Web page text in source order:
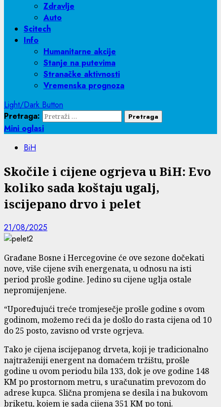
Zdravlje
Auto
Scitech
Info
Humanitarne akcije
Stanje na putevima
Stranačke aktivnosti
Vremenska prognoza
Light/Dark Button
Pretraga:
Mini oglasi
BiH
Skočile i cijene ogrjeva u BiH: Evo
koliko sada koštaju ugalj,
iscijepano drvo i pelet
21/08/2025
Građane Bosne i Hercegovine će ove sezone dočekati
nove, više cijene svih energenata, u odnosu na isti
period prošle godine. Jedino su cijene uglja ostale
nepromijenjene.
“Upoređujući treće tromjesečje prošle godine s ovom
godinom, možemo reći da je došlo do rasta cijena od 10
do 25 posto, zavisno od vrste ogrjeva.
Tako je cijena iscijepanog drveta, koji je tradicionalno
najtraženiji energent na domaćem tržištu, prošle
godine u ovom periodu bila 133, dok je ove godine 148
KM po prostornom metru, s uračunatim prevozom do
adrese kupca. Slična promjena se desila i na bukovom
briketu, kojem je sada cijena 351 KM po toni.